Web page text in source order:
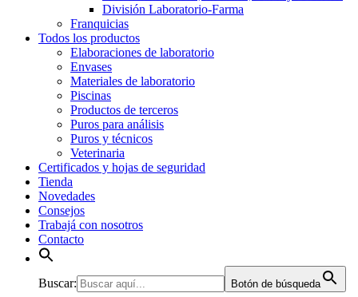
División Laboratorio-Farma
Franquicias
Todos los productos
Elaboraciones de laboratorio
Envases
Materiales de laboratorio
Piscinas
Productos de terceros
Puros para análisis
Puros y técnicos
Veterinaria
Certificados y hojas de seguridad
Tienda
Novedades
Consejos
Trabajá con nosotros
Contacto
Buscar: Botón de búsqueda